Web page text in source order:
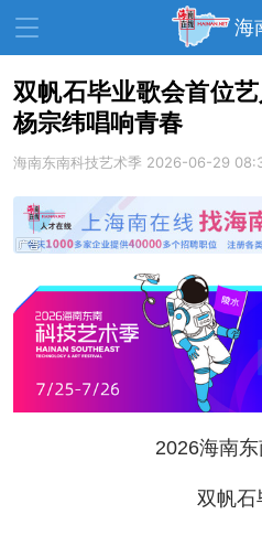
海
资讯中心 热点
教育 健康 房产
生活 演出 活动
展会 走读海南 周末去
双帆石毕业歌会首位
杨宗纬唱响青春
海南东南科技艺术季 2026-06-29
2026海南东
双帆石